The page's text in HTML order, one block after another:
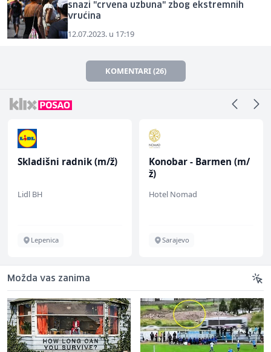
snazi "crvena uzbuna" zbog ekstremnih
vrućina
12.07.2023. u 17:19
KOMENTARI (26)
Skladišni radnik (m/ž)
Lidl BH
Lepenica
Konobar - Barmen (m/
ž)
Hotel Nomad
Sarajevo
Možda vas zanima